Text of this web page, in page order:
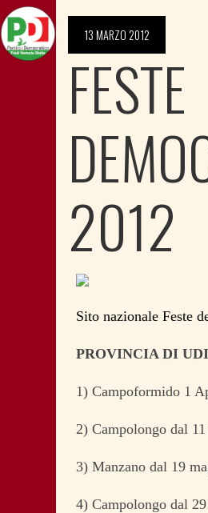
13 MARZO 2012
FESTE
2012
Sito nazionale Feste
PROVINCIA DI
1) Campoformido 1
2) Campolongo dal
3) Manzano dal 19
4) Campolongo dal